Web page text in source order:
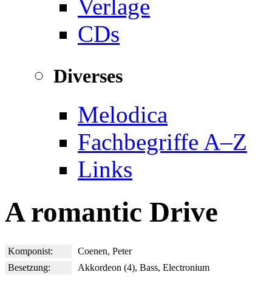
Verlage
CDs
Diverses
Melodica
Fachbegriffe A–Z
Links
A romantic Drive
Komponist:
Coenen, Peter
Besetzung:
Akkordeon (4), Bass, Electronium